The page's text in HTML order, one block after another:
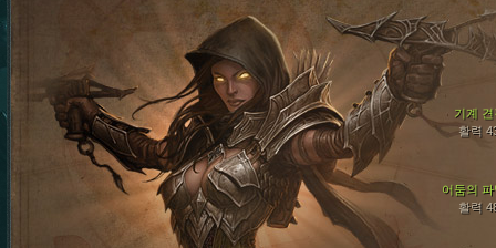
어둠의 파
활력
기계 견
활력